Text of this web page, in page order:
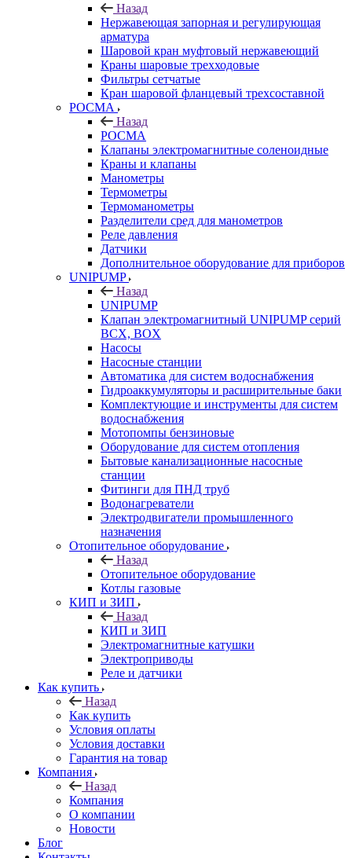
Назад
Нержавеющая запорная и регулирующая
арматура
Шаровой кран муфтовый нержавеющий
Краны шаровые трехходовые
Фильтры сетчатые
Кран шаровой фланцевый трехсоставной
РОСМА
Назад
РОСМА
Клапаны электромагнитные соленоидные
Краны и клапаны
Манометры
Термометры
Термоманометры
Разделители сред для манометров
Реле давления
Датчики
Дополнительное оборудование для приборов
UNIPUMP
Назад
UNIPUMP
Клапан электромагнитный UNIPUMP серий
BCX, BOX
Насосы
Насосные станции
Автоматика для систем водоснабжения
Гидроаккумуляторы и расширительные баки
Комплектующие и инструменты для систем
водоснабжения
Мотопомпы бензиновые
Оборудование для систем отопления
Бытовые канализационные насосные
станции
Фитинги для ПНД труб
Водонагреватели
Электродвигатели промышленного
назначения
Отопительное оборудование
Назад
Отопительное оборудование
Котлы газовые
КИП и ЗИП
Назад
КИП и ЗИП
Электромагнитные катушки
Электроприводы
Реле и датчики
Как купить
Назад
Как купить
Условия оплаты
Условия доставки
Гарантия на товар
Компания
Назад
Компания
О компании
Новости
Блог